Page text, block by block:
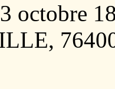
3 octobre